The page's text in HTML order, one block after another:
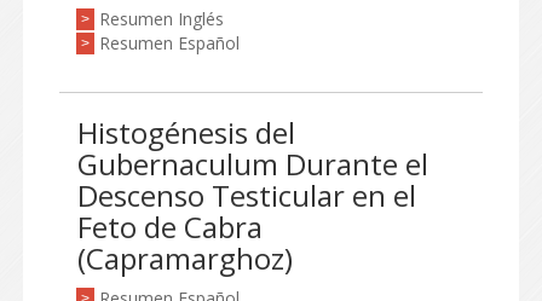
> Resumen Inglés
> Resumen Español
Histogénesis del
Gubernaculum Durante el
Descenso Testicular en el
Feto de Cabra
(Capramarghoz)